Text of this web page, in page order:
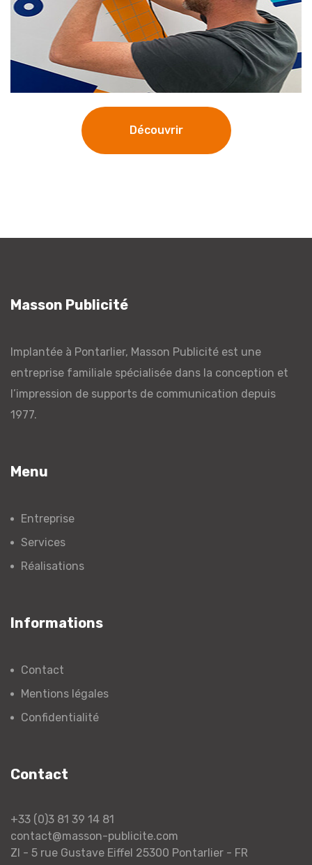
Découvrir
Masson Publicité
Implantée à Pontarlier, Masson Publicité est une
entreprise familiale spécialisée dans la conception et
l’impression de supports de communication depuis
1977.
Menu
Entreprise
Services
Réalisations
Informations
Contact
Mentions légales
Confidentialité
Contact
+33 (0)3 81 39 14 81
contact@masson-publicite.com
ZI - 5 rue Gustave Eiffel 25300 Pontarlier - FR